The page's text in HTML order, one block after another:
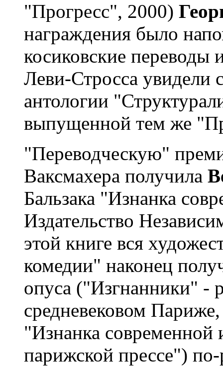
"Прогресс", 2000)
награждения было
косиковские переводы
Леви-Стросса увидели
антологии
выпущенной тем же
"Переводческую"
Ваксмахера получила
Бальзака "Изнанка
Издательство
этой книге вся
комедии" наконец
опуса ("Изгнанники" -
средневековом
"Изнанка
парижской прессе")